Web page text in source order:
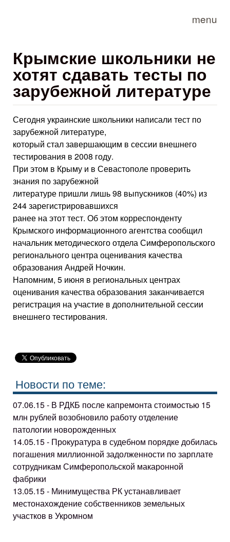
menu
Крымские школьники не
хотят сдавать тесты по
зарубежной литературе
Сегодня украинские школьники написали тест по
зарубежной литературе,
который стал завершающим в сессии внешнего
тестирования в 2008 году.
При этом в Крыму и в Севастополе проверить
знания по зарубежной
литературе пришли лишь 98 выпускников (40%) из
244 зарегистрировавшихся
ранее на этот тест. Об этом корреспонденту
Крымского информационного агентства сообщил
начальник методического отдела Симферопольского
регионального центра оценивания качества
образования Андрей Ночкин.
Напомним, 5 июня в региональных центрах
оценивания качества образования заканчивается
регистрация на участие в дополнительной сессии
внешнего тестирования.
Новости по теме:
07.06.15 - В РДКБ после капремонта стоимостью 15
млн рублей возобновило работу отделение
патологии новорожденных
14.05.15 - Прокуратура в судебном порядке добилась
погашения миллионной задолженности по зарплате
сотрудникам Симферопольской макаронной
фабрики
13.05.15 - Минимущества РК устанавливает
местонахождение собственников земельных
участков в Укромном